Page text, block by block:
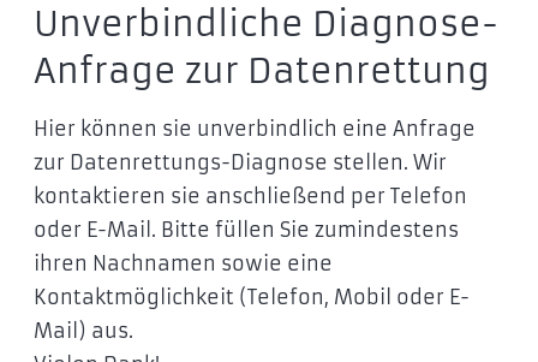
Unverbindliche Diagnose-
Anfrage zur Daten­rettung
Hier können sie unverbindlich eine Anfrage
zur Datenrettungs-Diagnose stellen. Wir
kontaktieren sie anschließend per Telefon
oder E-Mail. Bitte füllen Sie zumindestens
ihren Nachnamen sowie eine
Kontaktmöglichkeit (Telefon, Mobil oder E-
Mail) aus.